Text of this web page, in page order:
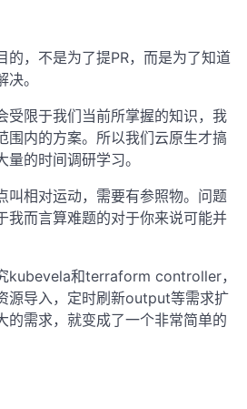
的，不是为了提PR，而是为了知道
。
受限于我们当前所掌握的知识，我
围内的方案。所以我们云原生才搞
的时间调研学习。
叫相对运动，需要有参照物。问题
我而言算难题的对于你来说可能并
kubevela和terraform controller，
源导入，定时刷新output等需求扩
的需求，就变成了一个非常简单的